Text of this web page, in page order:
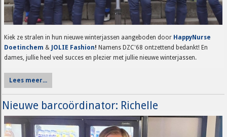
Kiek ze stralen in hun nieuwe winterjassen aangeboden door HappyNurse
Doetinchem & JOLIE Fashion!Namens DZC'68 ontzettend bedankt! En
dames, jullie heel veel succes en plezier met jullie nieuwe winterjassen.
Lees meer...
Nieuwe barcoördinator: Richelle